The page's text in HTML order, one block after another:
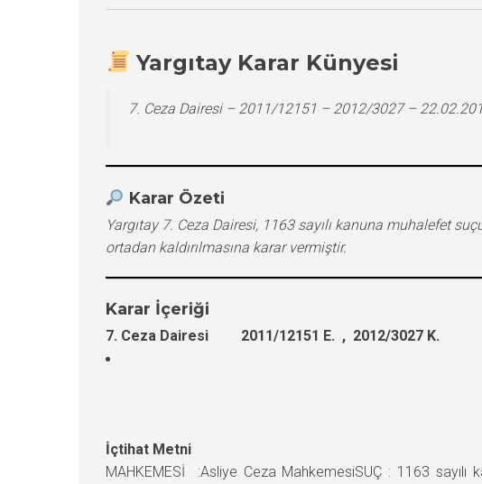
Yargıtay Karar Künyesi
7. Ceza Dairesi – 2011/12151 – 2012/3027 –
Karar Özeti
Yargıtay 7. Ceza Dairesi, 1163 sayılı kanuna muhalefet
ortadan kaldırılmasına karar vermiştir.
Karar İçeriği
7. Ceza Dairesi 2011/12151 E. , 2012/3027 K.
İçtihat Metni
MAHKEMESİ :Asliye Ceza MahkemesiSUÇ : 1163